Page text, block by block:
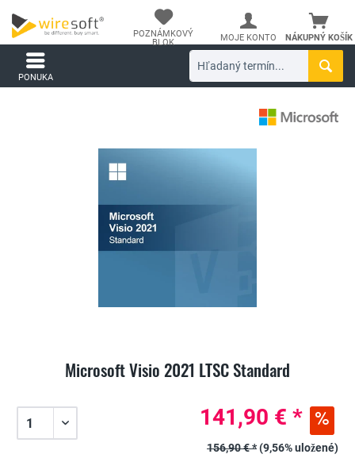
NÁKUPNÝ KOŠÍK
POZNÁMKOVÝ
BLOK
MOJE KONTO
PONUKA
Microsoft Visio 2021 LTSC Standard
141,90 € *
156,90 € *(9,56% uložené)